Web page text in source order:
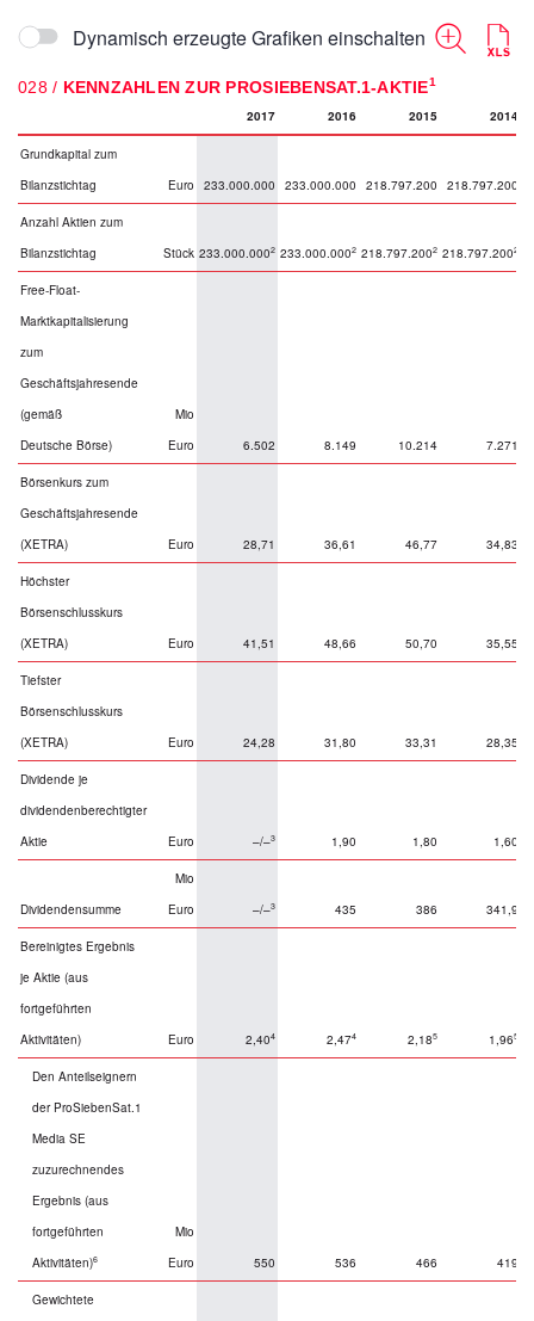
Dynamisch erzeugte Grafiken einschalten
028 / KENNZAHLEN ZUR PROSIEBENSAT.1-AKTIE1
2017 2016 2015 2014
Grundkapital zum
Bilanzstichtag
Euro 233.000.000 233.000.000 218.797.200 218.797.200
Anzahl Aktien zum
Bilanzstichtag
Stück 233.000.0002 233.000.0002 218.797.2002 218.797.2002
Free-Float-
Marktkapitalisierung
zum
Geschäftsjahresende
(gemäß
Deutsche Börse)
Mio
Euro
6.502 8.149 10.214 7.271
Börsenkurs zum
Geschäftsjahresende
(XETRA)
Euro 28,71 36,61 46,77 34,83
Höchster
Börsenschlusskurs
(XETRA)
Euro 41,51 48,66 50,70 35,55
Tiefster
Börsenschlusskurs
(XETRA)
Euro 24,28 31,80 33,31 28,35
Dividende je
dividendenberechtigter
Aktie
Euro –/–3 1,90 1,80 1,60
Dividendensumme
Mio
Euro
–/–3 435 386 341,9
Bereinigtes Ergebnis
je Aktie (aus
fortgeführten
Aktivitäten)
Euro 2,404 2,474 2,185 1,965
Den Anteilseignern
der ProSiebenSat.1
Media SE
zuzurechnendes
Ergebnis (aus
fortgeführten
Aktivitäten)6
Mio
Euro
550 536 466 419
Gewichtete